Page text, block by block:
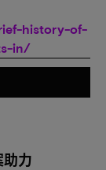
history-of-
in/
助力